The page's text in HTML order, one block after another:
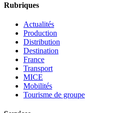
Rubriques
Actualités
Production
Distribution
Destination
France
Transport
MICE
Mobilités
Tourisme de groupe